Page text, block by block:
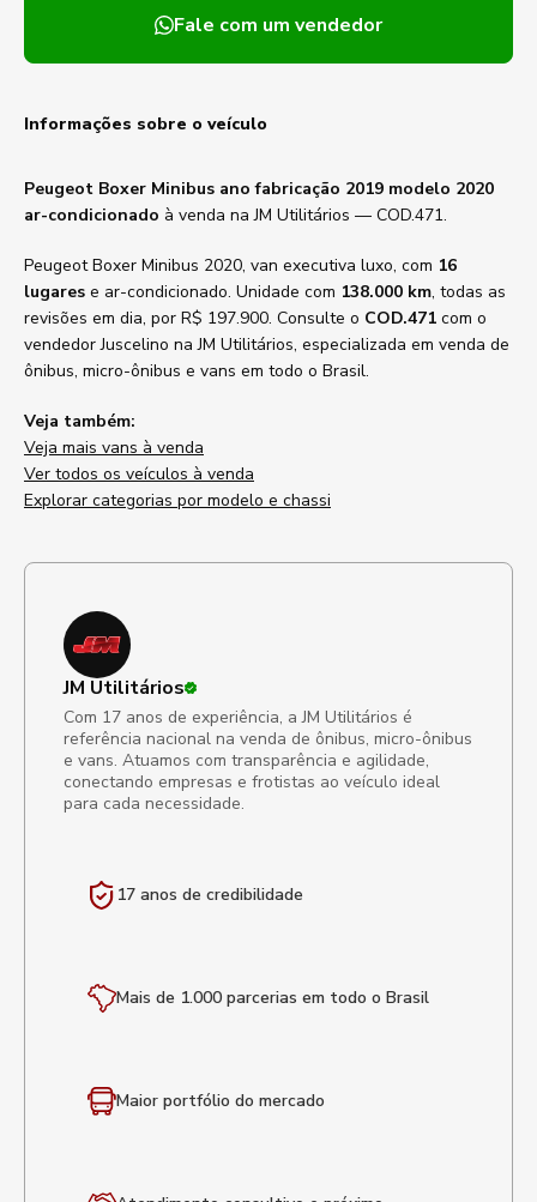
Fale com um vendedor
Informações sobre o veículo
Peugeot Boxer Minibus ano fabricação 2019 modelo 2020
ar-condicionado à venda na JM Utilitários — COD.471.
Peugeot Boxer Minibus 2020, van executiva luxo, com 16
lugares e ar-condicionado. Unidade com 138.000 km, todas as
revisões em dia, por R$ 197.900. Consulte o COD.471 com o
vendedor Juscelino na JM Utilitários, especializada em venda de
ônibus, micro-ônibus e vans em todo o Brasil.
Veja também:
Veja mais vans à venda
Ver todos os veículos à venda
Explorar categorias por modelo e chassi
JM Utilitários
Com 17 anos de experiência, a JM Utilitários é
referência nacional na venda de ônibus, micro-ônibus
e vans. Atuamos com transparência e agilidade,
conectando empresas e frotistas ao veículo ideal
para cada necessidade.
17 anos de credibilidade
Mais de 1.000 parcerias em todo o Brasil
Maior portfólio do mercado